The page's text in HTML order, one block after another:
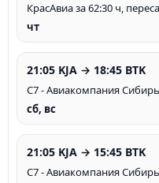
КрасАвиа за 62:30 ч,
чт
21:05 KJA → 18:45 BTK
С7 - Авиакомпания Сибирь
сб, вс
21:05 KJA → 15:45 BTK
С7 - Авиакомпания Сибирь